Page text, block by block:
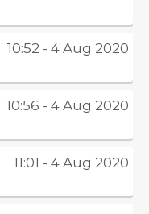
10:52 - 4 Aug 2020
10:56 - 4 Aug 2020
11:01 - 4 Aug 2020